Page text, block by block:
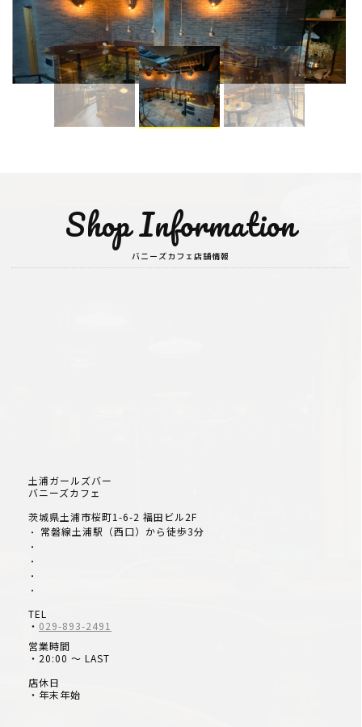
Shop Information
バニーズカフェ店舗情報
土浦ガールズバー
バニーズカフェ
茨城県土浦市桜町1-6-2 福田ビル2F
・ 常磐線土浦駅（西口）から徒歩3分
・
・
・
・
TEL
・ 029-893-2491
営業時間
・20:00 ～ LAST
店休日
・年末年始